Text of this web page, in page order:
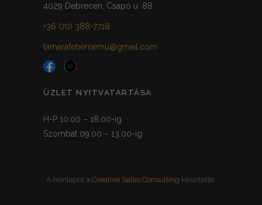
4029 Debrecen, Csapó u. 88.
+36 (70) 388-7718
tamarafehernemu@gmail.com
ÜZLET NYITVATARTÁSA
H-P 10.00 – 18.00-ig
Szombat 09.00 – 13.00-ig
A honlapot a Creative Sales Consulting készítette.